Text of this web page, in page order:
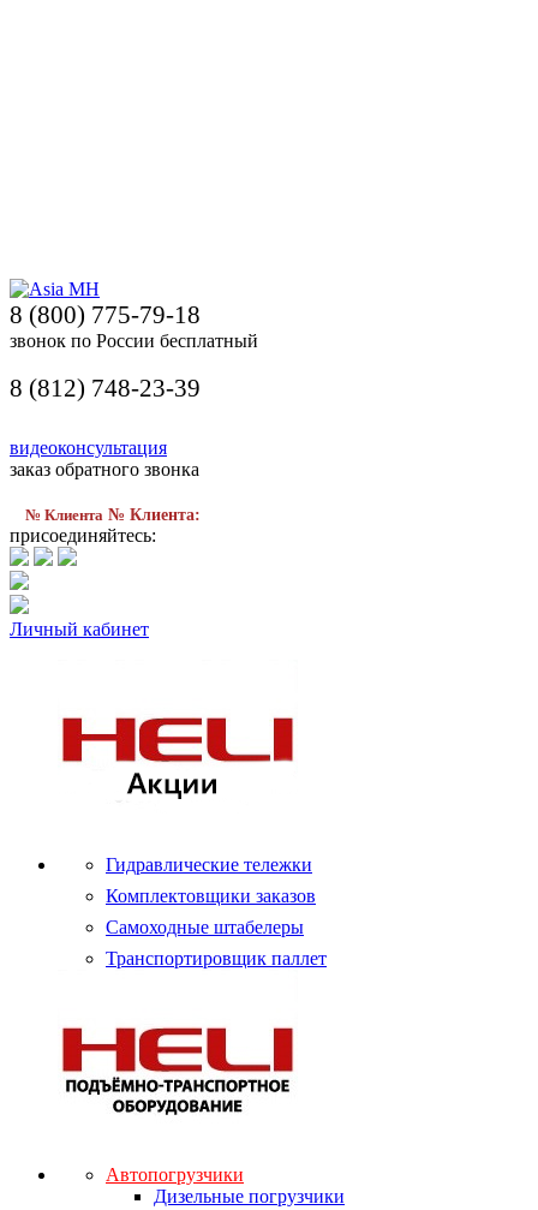
8 (800) 775-79-18
звонок по России бесплатный
8 (812) 748-23-39
видеоконсультация
заказ обратного звонка
№ Клиента № Клиента:
присоединяйтесь:
Личный кабинет
Гидравлические тележки
Комплектовщики заказов
Самоходные штабелеры
Транспортировщик паллет
Автопогрузчики
Дизельные погрузчики